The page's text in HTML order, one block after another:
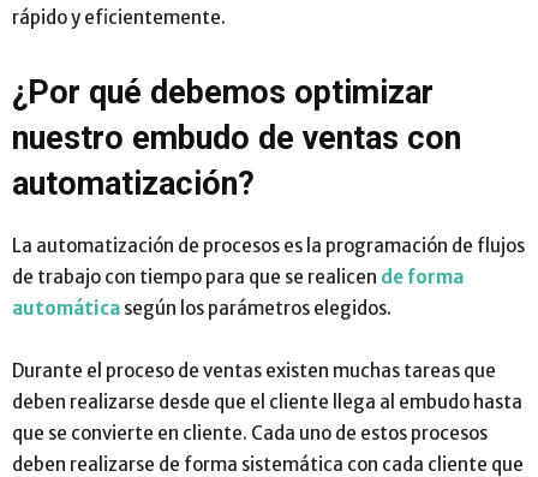
rápido y eficientemente.
¿Por qué debemos optimizar
nuestro embudo de ventas con
automatización?
La automatización de procesos es la programación de flujos
de trabajo con tiempo para que se realicen de forma
automática según los parámetros elegidos.
Durante el proceso de ventas existen muchas tareas que
deben realizarse desde que el cliente llega al embudo hasta
que se convierte en cliente. Cada uno de estos procesos
deben realizarse de forma sistemática con cada cliente que